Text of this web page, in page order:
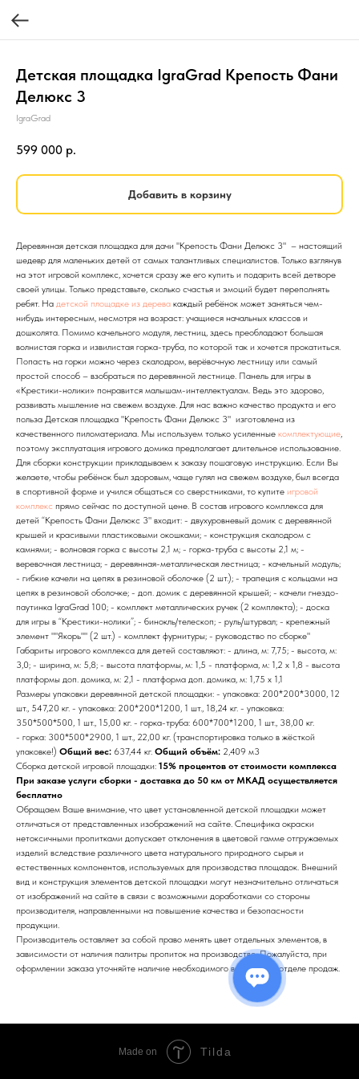
Детская площадка IgraGrad Крепость Фани
Делюкс 3
IgraGrad
599 000 р.
Добавить в корзину
Деревянная детская площадка для дачи "Крепость Фани Делюкс 3" – настоящий
шедевр для маленьких детей от самых талантливых специалистов. Только взглянув
на этот игровой комплекс, хочется сразу же его купить и подарить всей детворе
своей улицы. Только представьте, сколько счастья и эмоций будет переполнять
ребят. На детской площадке из дерева каждый ребёнок может заняться чем-
нибудь интересным, несмотря на возраст: учащиеся начальных классов и
дошколята. Помимо качельного модуля, лестниц, здесь преобладают большая
волнистая горка и извилистая горка-труба, по которой так и хочется прокатиться.
Попасть на горки можно через скалодром, верёвочную лестницу или самый
простой способ – взобраться по деревянной лестнице. Панель для игры в
«Крестики-нолики» понравится малышам-интеллектуалам. Ведь это здорово,
развивать мышление на свежем воздухе. Для нас важно качество продукта и его
польза Детская площадка "Крепость Фани Делюкс 3" изготовлена из
качественного пиломатериала. Мы используем только усиленные комплектующие,
поэтому эксплуатация игрового домика предполагает длительное использование.
Для сборки конструкции прикладываем к заказу пошаговую инструкцию. Если Вы
желаете, чтобы ребёнок был здоровым, чаще гулял на свежем воздухе, был всегда
в спортивной форме и учился общаться со сверстниками, то купите игровой
комплекс прямо сейчас по доступной цене. В состав игрового комплекса для
детей “Крепость Фани Делюкс 3" входит: - двухуровневый домик с деревянной
крышей и красивыми пластиковыми окошками; - конструкция скалодром с
камнями; - волновая горка с высоты 2,1 м; - горка-труба с высоты 2,1 м; -
веревочная лестница; - деревянная-металлическая лестница; - качельный модуль;
- гибкие качели на цепях в резиновой оболочке (2 шт.); - трапеция с кольцами на
цепях в резиновой оболочке; - доп. домик с деревянной крышей; - качели гнездо-
паутинка IgraGrad 100; - комплект металлических ручек (2 комплекта); - доска
для игры в “Крестики-нолики”; - бинокль/телескоп; - руль/штурвал; - крепежный
элемент ""Якорь"" (2 шт.) - комплект фурнитуры; - руководство по сборке"
Габариты игрового комплекса для детей составляют: - длина, м: 7,75; - высота, м:
3,0; - ширина, м: 5,8; - высота платформы, м: 1,5 - платформа, м: 1,2 х 1,8 - высота
платформы доп. домика, м: 2,1 - платформа доп. домика, м: 1,75 х 1,1
Размеры упаковки деревянной детской площадки: - упаковка: 200*200*3000, 12
шт., 547,20 кг. - упаковка: 200*200*1200, 1 шт., 18,24 кг. - упаковка:
350*500*500, 1 шт., 15,00 кг. - горка-труба: 600*700*1200, 1 шт., 38,00 кг.
- горка: 300*500*2900, 1 шт., 22,00 кг. (транспортировка только в жёсткой
упаковке!) Общий вес: 637,44 кг. Общий объём: 2,409 м3
Сборка детской игровой площадки: 15% процентов от стоимости комплекса
При заказе услуги сборки - доставка до 50 км от МКАД осуществляется
бесплатно
Обращаем Ваше внимание, что цвет установленной детской площадки может
отличаться от представленных изображений на сайте. Специфика окраски
нетоксичными пропитками допускает отклонения в цветовой гамме отгружаемых
изделий вследствие различного цвета натурального природного сырья и
естественных компонентов, используемых для производства площадок. Внешний
вид и конструкция элементов детской площадки могут незначительно отличаться
от изображений на сайте в связи с возможными доработками со стороны
производителя, направленными на повышение качества и безопасности
продукции.
Производитель оставляет за собой право менять цвет отдельных элементов, в
зависимости от наличия палитры пропиток на производстве. Пожалуйста, при
оформлении заказа уточняйте наличие необходимого вам цвета в отделе продаж.
Made on Tilda